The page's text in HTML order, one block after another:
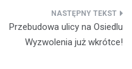
Przebudowa ulicy na Osiedlu
Wyzwolenia już wkrótce!